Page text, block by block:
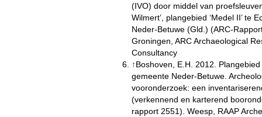
(IVO) door middel van
Wilmert’, plangebied ‘Medel II’ te
Neder-Betuwe (Gld.) (ARC-
Groningen, ARC Archaeological
Consultancy
↑Boshoven, E.H. 2012.
gemeente Neder-Betuwe.
vooronderzoek: een
(verkennend en karterend
rapport 2551). Weesp, RAAP